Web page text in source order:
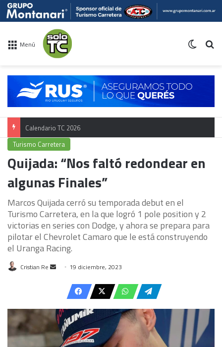
Menú
Calendario TC 2026
Turismo Carretera
Quijada: “Nos faltó redondear en
algunas Finales”
Marcos Quijada cerró su temporada debut en el
Turismo Carretera, en la que logró 1 pole position y 2
victorias en series con Dodge, y ahora se prepara para
pilotar el Chevrolet Camaro que le está construyendo
el Uranga Racing.
Cristian Re
Send
email
19 diciembre, 2023